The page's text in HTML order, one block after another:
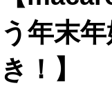
う年末
き！】